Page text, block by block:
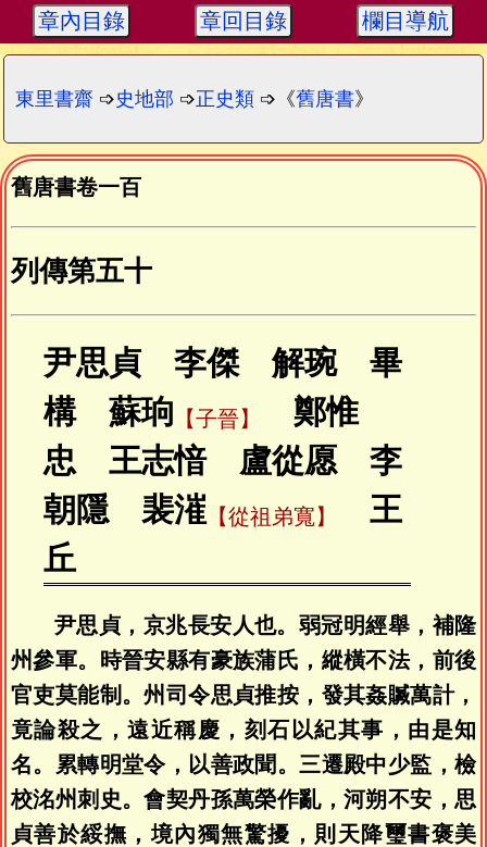
章內目錄 章回目錄 欄目導航
東里書齋 ➩史地部 ➩正史類 ➩《舊唐書》
舊唐書卷一百
列傳第五十
尹思貞 李傑 解琬 畢
構 蘇珦 【子晉】
鄭惟
忠 王志愔 盧從愿 李
朝隱 裴漼【從祖弟寬】
王
丘
尹思貞，京兆長安人也。弱冠明經舉，補隆
州參軍。時晉安縣有豪族蒲氏，縱橫不法，前後
官吏莫能制。州司令思貞推按，發其姦贓萬計，
竟論殺之，遠近稱慶，刻石以紀其事，由是知
名。累轉明堂令，以善政聞。三遷殿中少監，檢
校洺州刺史。會契丹孫萬榮作亂，河朔不安，思
貞善於綏撫，境內獨無驚擾，則天降璽書褒美